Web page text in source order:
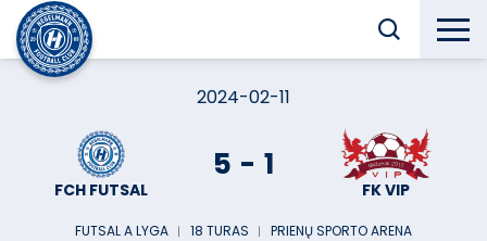
2024-02-11
FCH FUTSAL
5 - 1
FK VIP
FUTSAL A LYGA ︱ 18 TURAS ︱ PRIENŲ SPORTO ARENA